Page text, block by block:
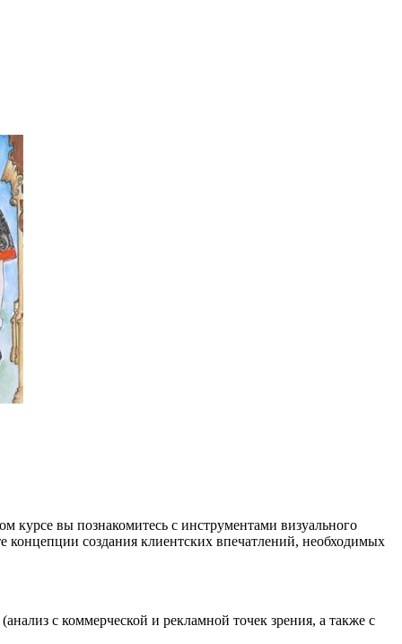
курсе вы познакомитесь с инструментами визуального
создания клиентских впечатлений, необходимых
с коммерческой и рекламной точек зрения, а также с